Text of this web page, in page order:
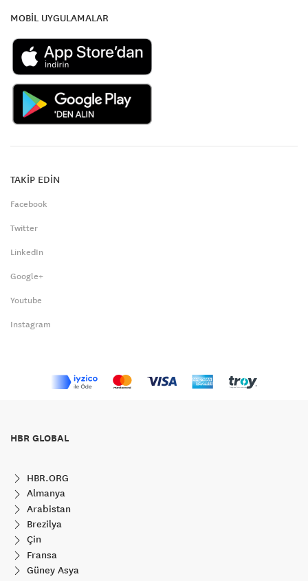
MOBİL UYGULAMALAR
TAKİP EDİN
Facebook
Twitter
LinkedIn
Google+
Youtube
Instagram
HBR GLOBAL
HBR.ORG
Almanya
Arabistan
Brezilya
Çin
Fransa
Güney Asya